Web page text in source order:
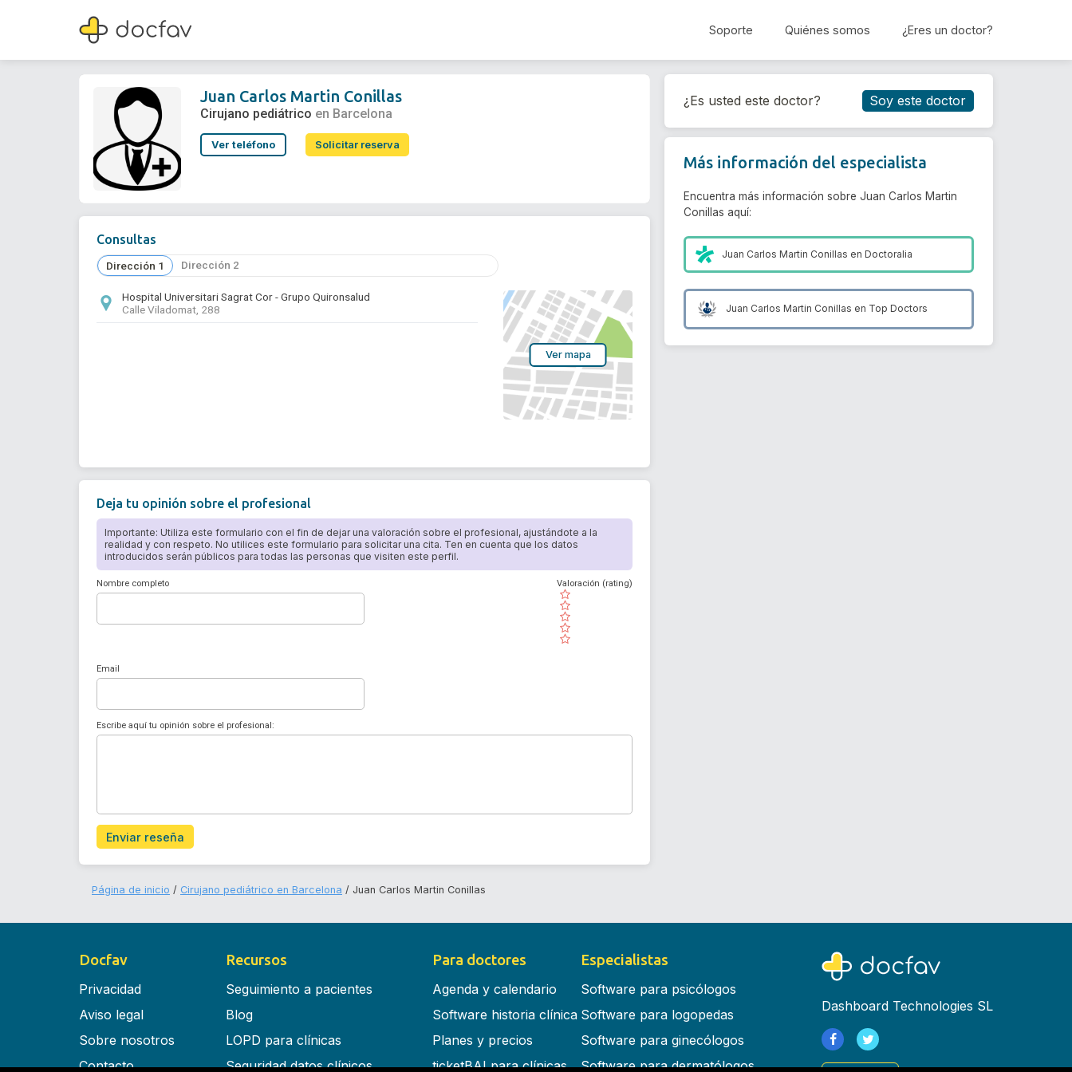
Soporte Quiénes somos ¿Eres un doctor?
Juan Carlos Martin Conillas
Cirujano pediátrico
Reservar cita
Juan Carlos Martin Conillas
Cirujano pediátrico en Barcelona
Ver teléfono Solicitar reserva
Consultas
Dirección 1 Dirección 2
Hospital Universitari Sagrat Cor - Grupo Quironsalud
Calle Viladomat, 288
Ver mapa
Deja tu opinión sobre el profesional
Importante: Utiliza este formulario con el fin de dejar una valoración sobre el profesional, ajustándote a la
realidad y con respeto. No utilices este formulario para solicitar una cita. Ten en cuenta que los datos
introducidos serán públicos para todas las personas que visiten este perfil.
Nombre completo
( )
( )
( )
( )
( )
Valoración (rating)
Email
Escribe aquí tu opinión sobre el profesional:
Enviar reseña
¿Es usted este doctor? Soy este doctor
Más información del especialista
Encuentra más información sobre Juan Carlos Martin
Conillas aquí:
Juan Carlos Martin Conillas enDoctoralia
Juan Carlos Martin Conillas en Top Doctors
Página de inicio Cirujano pediátrico en Barcelona Juan Carlos Martin Conillas
Docfav
Privacidad
Aviso legal
Sobre nosotros
Contacto
Recursos
Seguimiento a pacientes
Blog
LOPD para clínicas
Seguridad datos clínicos
Para doctores
Agenda y calendario
Software historia clínica
Planes y precios
ticketBAI para clínicas
Especialistas
Software para psicólogos
Software para logopedas
Software para ginecólogos
Software para dermatólogos
Dashboard Technologies SL